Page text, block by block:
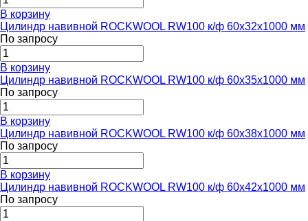
В корзину
Цилиндр навивной ROCKWOOL RW100 к/ф 60x32x1000 мм
По запросу
В корзину
Цилиндр навивной ROCKWOOL RW100 к/ф 60x35x1000 мм
По запросу
В корзину
Цилиндр навивной ROCKWOOL RW100 к/ф 60x38x1000 мм
По запросу
В корзину
Цилиндр навивной ROCKWOOL RW100 к/ф 60x42x1000 мм
По запросу